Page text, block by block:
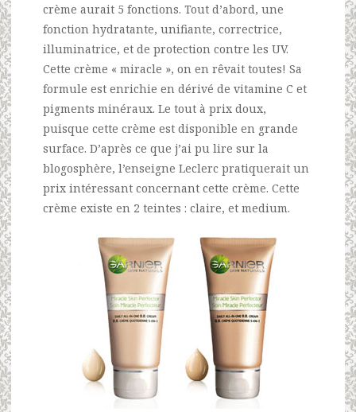
crème aurait 5 fonctions. Tout d’abord, une
fonction hydratante, unifiante, correctrice,
illuminatrice, et de protection contre les UV.
Cette crème « miracle », on en rêvait toutes! Sa
formule est enrichie en dérivé de vitamine C et
pigments minéraux. Le tout à prix doux,
puisque cette crème est disponible en grande
surface. D’après ce que j’ai pu lire sur la
blogosphère, l’enseigne Leclerc pratiquerait un
prix intéressant concernant cette crème. Cette
crème existe en 2 teintes : claire, et medium.